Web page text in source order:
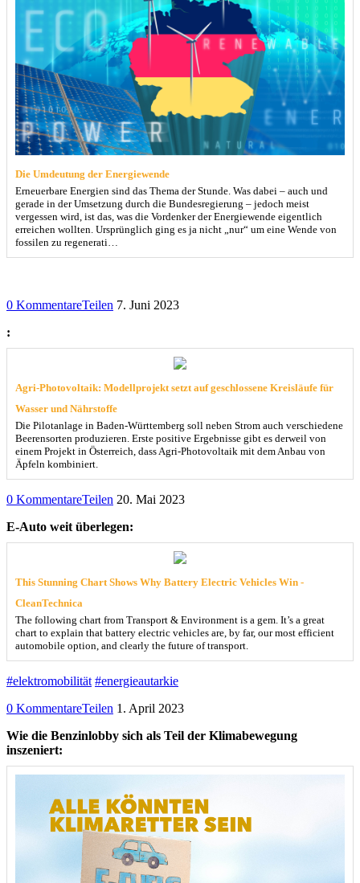
Die Umdeutung der Energiewende
Erneuerbare Energien sind das Thema der Stunde. Was dabei – auch und
gerade in der Umsetzung durch die Bundesregierung – jedoch meist
vergessen wird, ist das, was die Vordenker der Energiewende eigentlich
erreichen wollten. Ursprünglich ging es ja nicht „nur“ um eine Wende von
fossilen zu regenerati…
0 KommentareTeilen 7. Juni 2023
:
Agri-Photovoltaik: Modellprojekt setzt auf geschlossene Kreisläufe für
Wasser und Nährstoffe
Die Pilotanlage in Baden-Württemberg soll neben Strom auch verschiedene
Beerensorten produzieren. Erste positive Ergebnisse gibt es derweil von
einem Projekt in Österreich, dass Agri-Photovoltaik mit dem Anbau von
Äpfeln kombiniert.
0 KommentareTeilen 20. Mai 2023
E-Auto weit überlegen:
This Stunning Chart Shows Why Battery Electric Vehicles Win -
CleanTechnica
The following chart from Transport & Environment is a gem. It’s a great
chart to explain that battery electric vehicles are, by far, our most efficient
automobile option, and clearly the future of transport.
#elektromobilität #energieautarkie
0 KommentareTeilen 1. April 2023
Wie die Benzinlobby sich als Teil der Klimabewegung
inszeniert: